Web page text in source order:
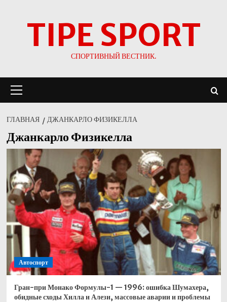
TIPE SPORT
СПОРТИВНЫЙ ВЕСТНИК.
меню
ГЛАВНАЯ ДЖАНКАРЛО ФИЗИКЕЛЛА
Джанкарло Физикелла
Автоспорт
Гран-при Монако Формулы-1 — 1996: ошибка Шумахера,
обидные сходы Хилла и Алези, массовые аварии и проблемы